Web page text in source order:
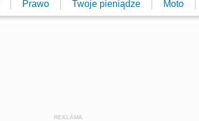
Prawo Twoje pieniądze Moto